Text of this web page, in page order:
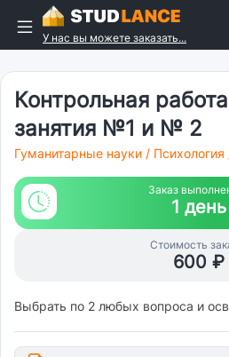
У нас вы можете заказать...
Контрольная
занятия №1 и № 2
Гуманитарные науки / Психология
Заказ
1 день
Стоимость
600 ₽
Выбрать по 2 любых вопроса и